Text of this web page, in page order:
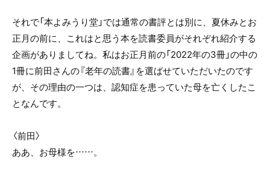
それで「本よみうり堂」では通常の書評とは別に、夏休みとお
正月の前に、これはと思う本を読書委員がそれぞれ紹介する
企画がありましてね。私はお正月前の「2022年の3冊」の中の
1冊に前田さんの『老年の読書』を選ばせていただいたのです
が、その理由の一つは、認知症を患っていた母を亡くしたこ
となんです。
〈前田〉
ああ、お母様を……。